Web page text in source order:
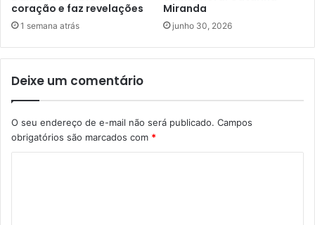
coração e faz revelações
1 semana atrás
Miranda
junho 30, 2026
Deixe um comentário
O seu endereço de e-mail não será publicado. Campos
obrigatórios são marcados com *